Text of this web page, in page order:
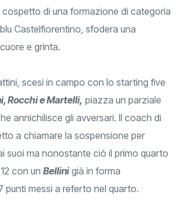
cospetto di una formazione di categoria
Castelfiorentino, sfodera una
e grinta.
scesi in campo con lo starting five
Rocchi e Martelli, piazza un parziale
annichilisce gli avversari. Il coach di
a chiamare la sospensione per
suoi ma nonostante ciò il primo quarto
con un Bellinigià in forma
punti messi a referto nel quarto.